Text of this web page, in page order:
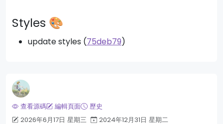
Styles 🎨
update styles (75deb79)
查看源碼 編輯頁面
歷史
2026年6月17日 星期三
2024年12月31日 星期二